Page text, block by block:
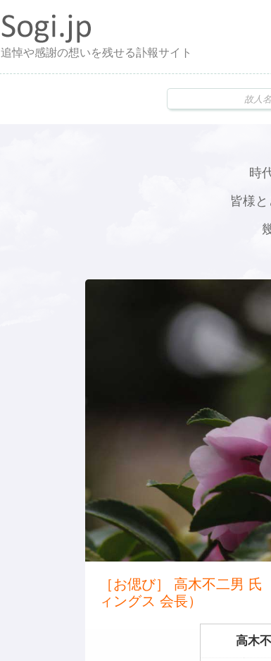
追悼や感謝の想いを残せる訃報サイト
時
皆様
［お偲び］ 高木不二男
ィングス 会長）
高木